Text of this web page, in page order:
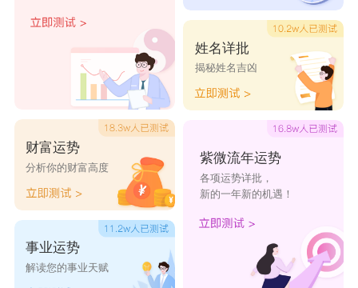
梦悔匆匆
满心苍凉 笑衬心酸
财富运势
分析你的财富高度
事业运势
解读您的事业天赋
姓名详批
揭秘姓名吉凶
紫微流年运势
各项运势详批，
新的一年新的机遇！